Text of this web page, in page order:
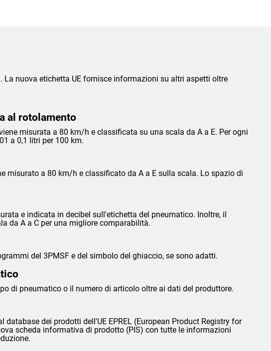
nuova etichetta UE fornisce informazioni su altri aspetti oltre
al rotolamento
misurata a 80 km/h e classificata su una scala da A a E. Per ogni
a 0,1 litri per 100 km.
misurato a 80 km/h e classificato da A a E sulla scala. Lo spazio di
e indicata in decibel sull'etichetta del pneumatico. Inoltre, il
da A a C per una migliore comparabilità.
del 3PMSF e del simbolo del ghiaccio, se sono adatti.
di pneumatico o il numero di articolo oltre ai dati del produttore.
database dei prodotti dell'UE EPREL (European Product Registry for
scheda informativa di prodotto (PIS) con tutte le informazioni